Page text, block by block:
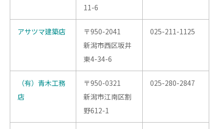
11-6
アサツマ建築店
〒950-2041
新潟市西区坂井
東4-34-6
025-211-1125
（有）青木工務
店
〒950-0321
新潟市江南区割
野612-1
025-280-2847